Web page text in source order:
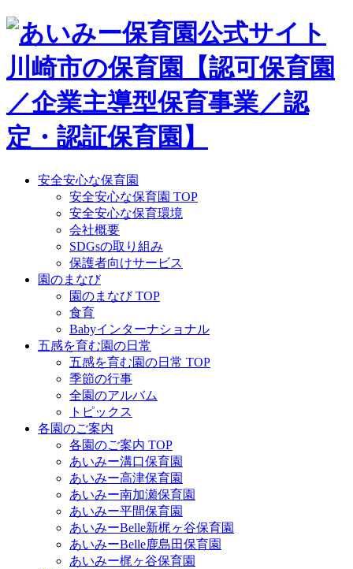
Skip
content
安全安心な保育園
安全安心な保育園 TOP
安全安心な保育環境
会社概要
SDGsの取り組み
保護者向けサービス
園のまなび
園のまなび TOP
食育
Babyインターナショナル
五感を育む園の日常
五感を育む園の日常 TOP
季節の行事
全園のアルバム
トピックス
各園のご案内
各園のご案内 TOP
あいみー溝口保育園
あいみー高津保育園
あいみー南加瀬保育園
あいみー平間保育園
あいみーBelle新梶ヶ谷保育園
あいみーBelle鹿島田保育園
あいみー梶ヶ谷保育園